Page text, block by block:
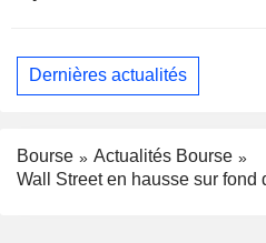
Dernières actualités
Bourse
Actualités Bourse
Wall Street en hausse sur